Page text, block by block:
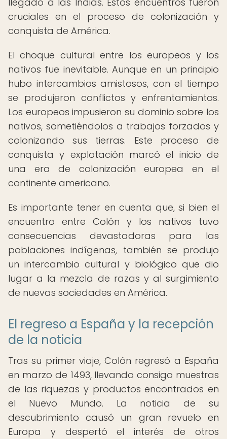
cruciales en el proceso de colonización y
conquista de América.
El choque cultural entre los europeos y los
nativos fue inevitable. Aunque en un principio
hubo intercambios amistosos, con el tiempo
se produjeron conflictos y enfrentamientos.
Los europeos impusieron su dominio sobre los
nativos, sometiéndolos a trabajos forzados y
colonizando sus tierras. Este proceso de
conquista y explotación marcó el inicio de
una era de colonización europea en el
continente americano.
Es importante tener en cuenta que, si bien el
encuentro entre Colón y los nativos tuvo
consecuencias devastadoras para las
poblaciones indígenas, también se produjo
un intercambio cultural y biológico que dio
lugar a la mezcla de razas y al surgimiento
de nuevas sociedades en América.
El regreso a España y la recepción
de la noticia
Tras su primer viaje, Colón regresó a España
en marzo de 1493, llevando consigo muestras
de las riquezas y productos encontrados en
el Nuevo Mundo. La noticia de su
descubrimiento causó un gran revuelo en
Europa y despertó el interés de otros